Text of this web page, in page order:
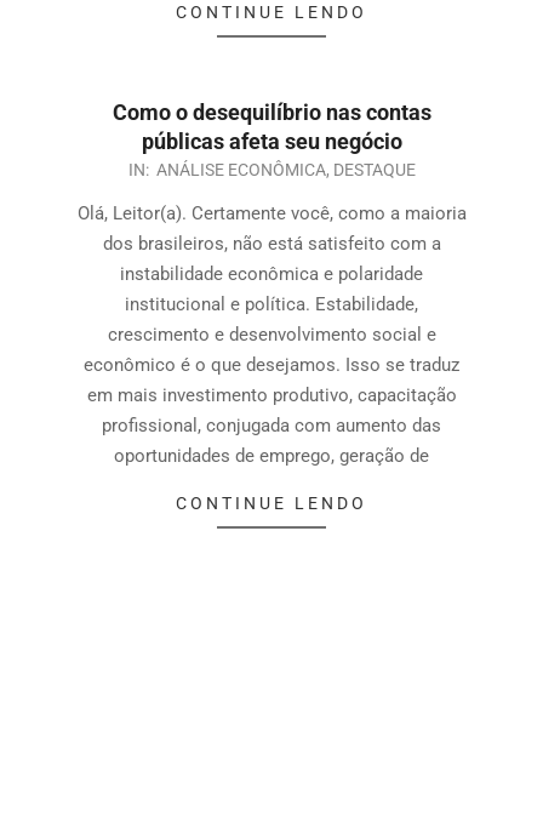
CONTINUE LENDO
Como o desequilíbrio nas contas
públicas afeta seu negócio
IN: ANÁLISE ECONÔMICA, DESTAQUE
Olá, Leitor(a). Certamente você, como a maioria
dos brasileiros, não está satisfeito com a
instabilidade econômica e polaridade
institucional e política. Estabilidade,
crescimento e desenvolvimento social e
econômico é o que desejamos. Isso se traduz
em mais investimento produtivo, capacitação
profissional, conjugada com aumento das
oportunidades de emprego, geração de
CONTINUE LENDO